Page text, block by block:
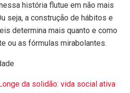
história flutue em não mais
seja, a construção de hábitos e
determina mais quanto e como
ou as fórmulas mirabolantes.